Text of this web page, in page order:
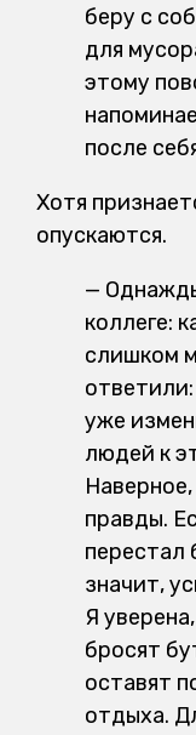
беру с
для
этому
после
Хотя
опускаются.
—
коллеге:
слишком
уже
людей к
правды.
перестал
значит,
Я
бросят
оставят
отдыха.